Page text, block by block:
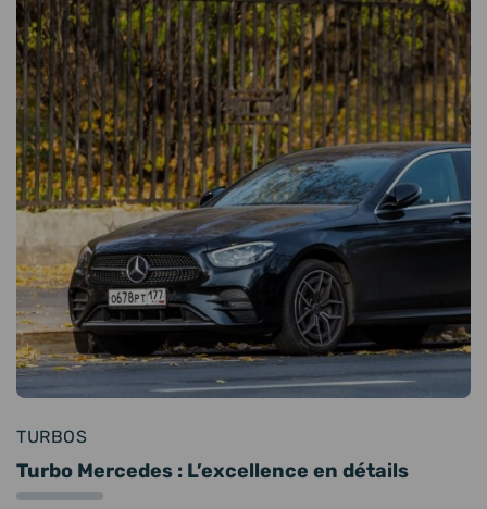
TURBOS
Turbo Mercedes : L’excellence en détails